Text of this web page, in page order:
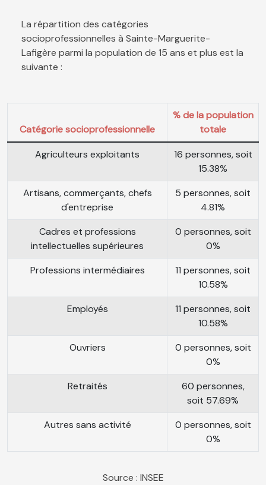
La répartition des catégories
socioprofessionnelles à Sainte-Marguerite-
Lafigère parmi la population de 15 ans et plus est la
suivante :
Catégorie socioprofessionnelle
% de la population
totale
Agriculteurs exploitants
16 personnes, soit
15.38%
Artisans, commerçants, chefs
d'entreprise
5 personnes, soit
4.81%
Cadres et professions
intellectuelles supérieures
0 personnes, soit
0%
Professions intermédiaires
11 personnes, soit
10.58%
Employés
11 personnes, soit
10.58%
Ouvriers
0 personnes, soit
0%
Retraités
60 personnes,
soit 57.69%
Autres sans activité
0 personnes, soit
0%
Source : INSEE